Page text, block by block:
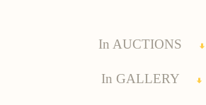
In AUCTIONS
In GALLERY